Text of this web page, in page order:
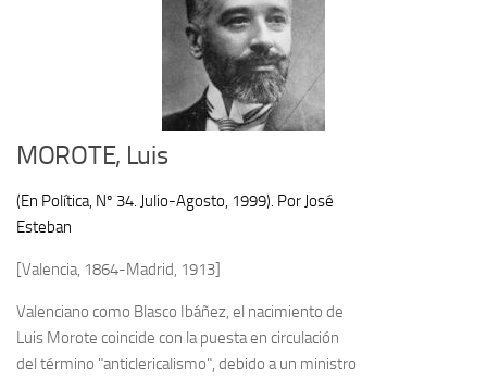
MOROTE, Luis
(En Política, Nº 34. Julio-Agosto, 1999). Por José
Esteban
[Valencia, 1864-Madrid, 1913]
Valenciano como Blasco Ibáñez, el nacimiento de
Luis Morote coincide con la puesta en circulación
del término "anticlericalismo", debido a un ministro